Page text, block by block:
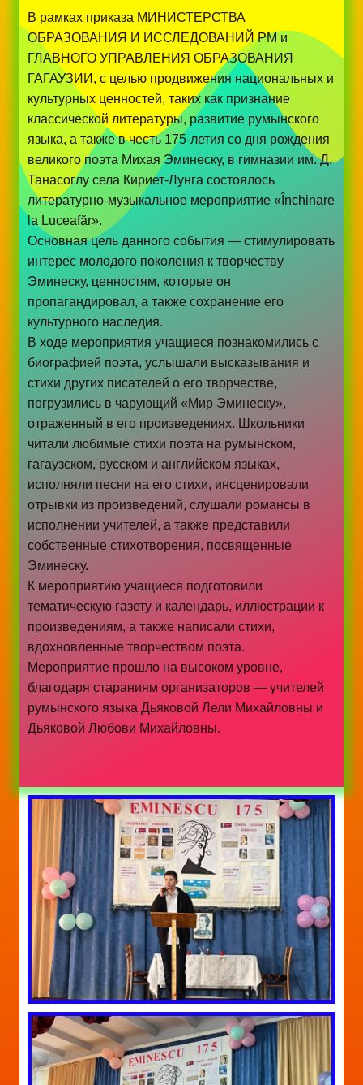
В рамках приказа МИНИСТЕРСТВА
ОБРАЗОВАНИЯ И ИССЛЕДОВАНИЙ РМ и
ГЛАВНОГО УПРАВЛЕНИЯ ОБРАЗОВАНИЯ
ГАГАУЗИИ, с целью продвижения национальных и
культурных ценностей, таких как признание
классической литературы, развитие румынского
языка, а также в честь 175-летия со дня рождения
великого поэта Михая Эминеску, в гимназии им. Д.
Танасоглу села Кириет-Лунга состоялось
литературно-музыкальное мероприятие «Închinare
la Luceafăr».
Основная цель данного события — стимулировать
интерес молодого поколения к творчеству
Эминеску, ценностям, которые он
пропагандировал, а также сохранение его
культурного наследия.
В ходе мероприятия учащиеся познакомились с
биографией поэта, услышали высказывания и
стихи других писателей о его творчестве,
погрузились в чарующий «Мир Эминеску»,
отраженный в его произведениях. Школьники
читали любимые стихи поэта на румынском,
гагаузском, русском и английском языках,
исполняли песни на его стихи, инсценировали
отрывки из произведений, слушали романсы в
исполнении учителей, а также представили
собственные стихотворения, посвященные
Эминеску.
К мероприятию учащиеся подготовили
тематическую газету и календарь, иллюстрации к
произведениям, а также написали стихи,
вдохновленные творчеством поэта.
Мероприятие прошло на высоком уровне,
благодаря стараниям организаторов — учителей
румынского языка Дьяковой Лели Михайловны и
Дьяковой Любови Михайловны.